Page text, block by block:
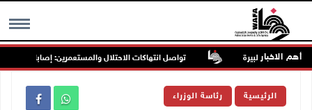
MENU أهم الاخبار تواصل انتهاكات الاحتلال والمستعمرين: إصابات واعتقالات
الرئيسية رئاسة الوزراء